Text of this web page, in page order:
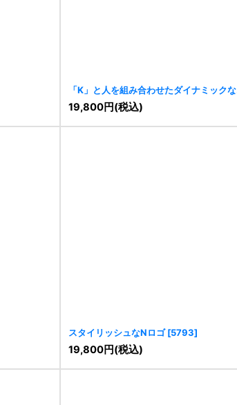
「K」と人を組み合わせたダイナミックな
ロゴ[6588]
19,800円(税込)
スタイリッシュなNロゴ [5793]
19,800円(税込)